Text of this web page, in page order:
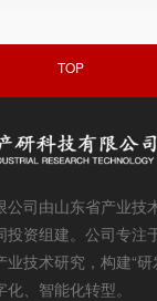
TOP
公司由山东省产业技
投资组建。公司专注
技术研究，构建“
、智能化转型。